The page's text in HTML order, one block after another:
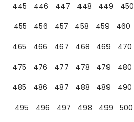
445
446 447 448 449 450
455
456 457 458 459 460
465
466 467 468 469 470
475
476 477 478 479 480
485
486 487 488 489 490
495
496 497 498 499 500